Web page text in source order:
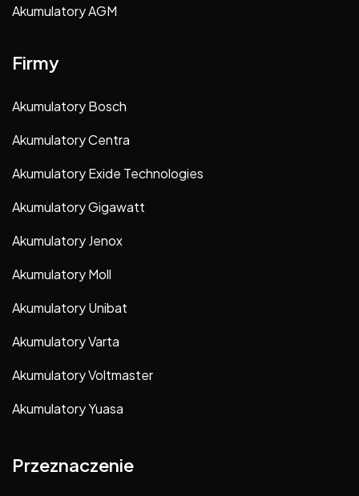
Akumulatory AGM
Firmy
Akumulatory Bosch
Akumulatory Centra
Akumulatory Exide Technologies
Akumulatory Gigawatt
Akumulatory Jenox
Akumulatory Moll
Akumulatory Unibat
Akumulatory Varta
Akumulatory Voltmaster
Akumulatory Yuasa
Przeznaczenie